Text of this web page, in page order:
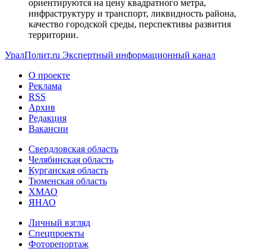
ориентируются на цену квадратного метра,
инфраструктуру и транспорт, ликвидность района,
качество городской среды, перспективы развития
территории.
УралПолит.ru Экспертный информационный канал
О проекте
Реклама
RSS
Архив
Редакция
Вакансии
Свердловская область
Челябинская область
Курганская область
Тюменская область
ХМАО
ЯНАО
Личный взгляд
Спецпроекты
Фоторепортаж